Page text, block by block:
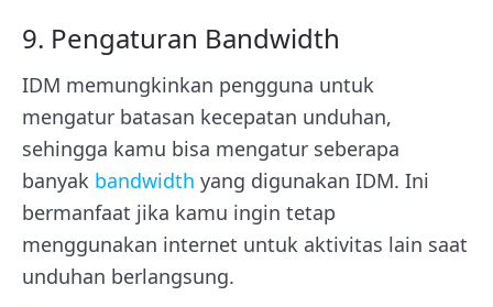
9. Pengaturan Bandwidth
IDM memungkinkan pengguna untuk
mengatur batasan kecepatan unduhan,
sehingga kamu bisa mengatur seberapa
banyak bandwidth yang digunakan IDM. Ini
bermanfaat jika kamu ingin tetap
menggunakan internet untuk aktivitas lain saat
unduhan berlangsung.